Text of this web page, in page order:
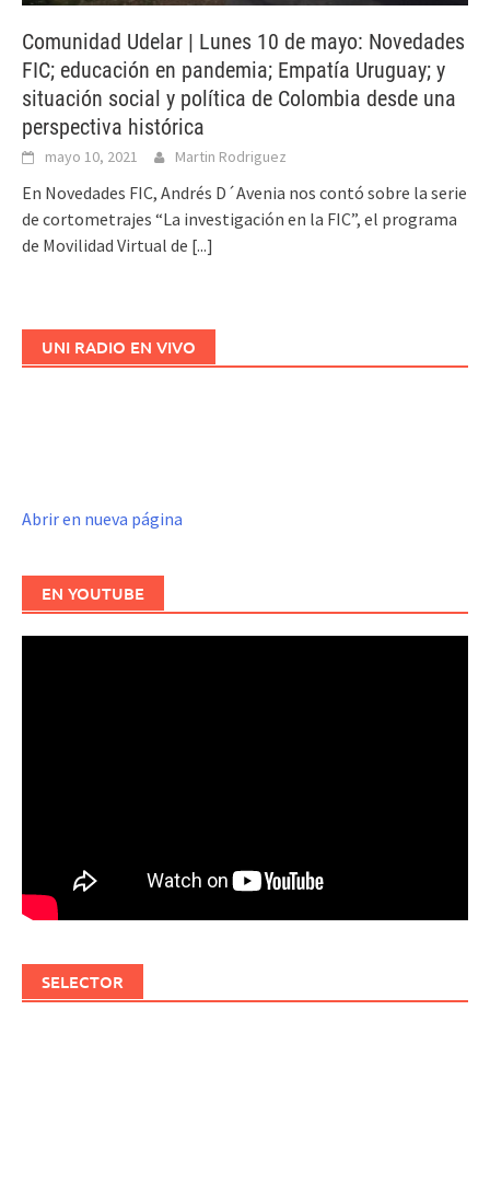
Comunidad Udelar | Lunes 10 de mayo: Novedades
FIC; educación en pandemia; Empatía Uruguay; y
situación social y política de Colombia desde una
perspectiva histórica
mayo 10, 2021 Martin Rodriguez
En Novedades FIC, Andrés D´Avenia nos contó sobre la serie
de cortometrajes “La investigación en la FIC”, el programa
de Movilidad Virtual de [...]
UNI RADIO EN VIVO
Abrir en nueva página
EN YOUTUBE
SELECTOR